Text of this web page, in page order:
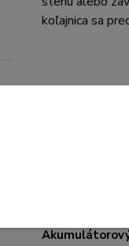
koľajnica sa